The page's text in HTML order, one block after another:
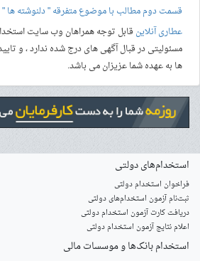
قسمت دوم مطالب با موضوع متفرقه " دلنوشته ها "
عطاری آنلاینقابل توجه همراهان وب سایت
مسئولیتی در قبال آگهی های درج شده ندارد ، و
ها به عهده شما عزیزان می باشد.
استخدام‌های دولتی
فراخوان استخدام دولتی
ثبت‌نام آزمون‌ استخدام‌های دولتی
دریافت کارت آزمون استخدام دولتی
اعلام نتایج آزمون استخدام دولتی
استخدام‌ بانک‌ها و موسسات مالی